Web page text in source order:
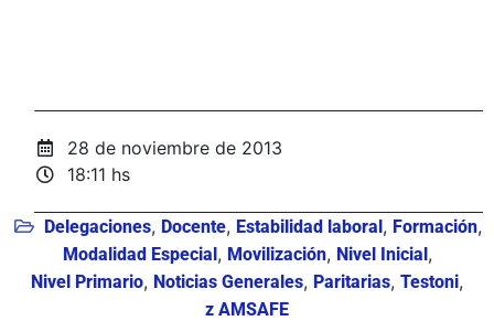
28 de noviembre de 2013
18:11 hs
Delegaciones, Docente, Estabilidad laboral, Formación,
Modalidad Especial, Movilización, Nivel Inicial,
Nivel Primario, Noticias Generales, Paritarias, Testoni,
z AMSAFE